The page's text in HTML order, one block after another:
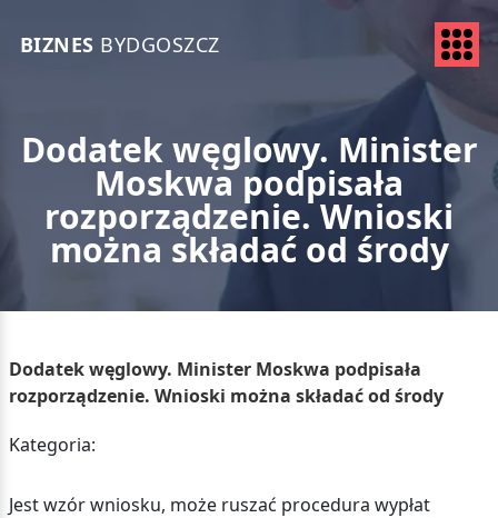
BIZNES BYDGOSZCZ
Dodatek węglowy. Minister
Moskwa podpisała
rozporządzenie. Wnioski
można składać od środy
Dodatek węglowy. Minister Moskwa podpisała
rozporządzenie. Wnioski można składać od środy
Kategoria:
Jest wzór wniosku, może ruszać procedura wypłat